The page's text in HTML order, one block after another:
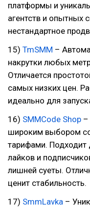
платформы и
агентств и опытных
нестандартное
15) TmSMM –
накрутки любых
Отличается
самых низких цен.
идеально для
16) SMMCode Shop –
широким выбором
тарифами. Подходит
лайков и
лишней суеты.
ценит стабильность.
17) SmmLavka –